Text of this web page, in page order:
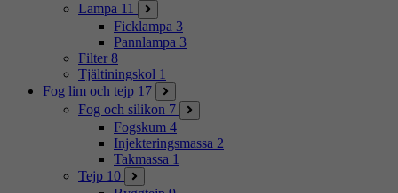
Lampa 11
Ficklampa 3
Pannlampa 3
Filter 8
Tjältiningskol 1
Fog lim och tejp 17
Fog och silikon 7
Fogskum 4
Injekteringsmassa 2
Takmassa 1
Tejp 10